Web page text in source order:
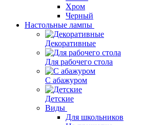
Хром
Черный
Настольные лампы
Декоративные
Для рабочего стола
С абажуром
Детские
Виды
Для школьников